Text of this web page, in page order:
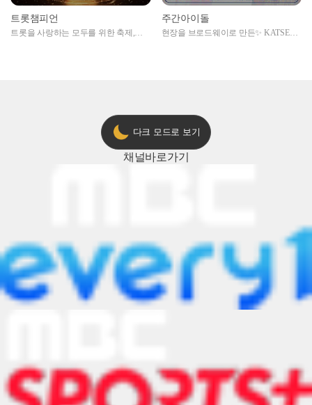
트롯챔피언
트롯을 사랑하는 모두를 위한 축제,
주간아이돌
현장을 브로드웨이로 만든✨ KATSEYE
다크 모드로 보기
채널바로가기